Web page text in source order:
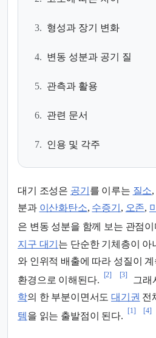
3. 형성과 장기 변화
4. 변동 성분과 공기 질
5. 관측과 활용
6. 관련 문서
7. 인용 및 각주
대기 조성은 공기 를 이루는 질소,
분과 이산화탄소, 수증기 , 오존,
은 변동 성분을 함께 보는 관점이
지구 대기 는 단순한 기체층이 아
와 인위적 배출에 따라 성질이
환경으로 이해된다.
[2] [3]
그래
학의 한 부분이면서도대기권 전
템을 읽는 출발점이 된다.
[1] [4]